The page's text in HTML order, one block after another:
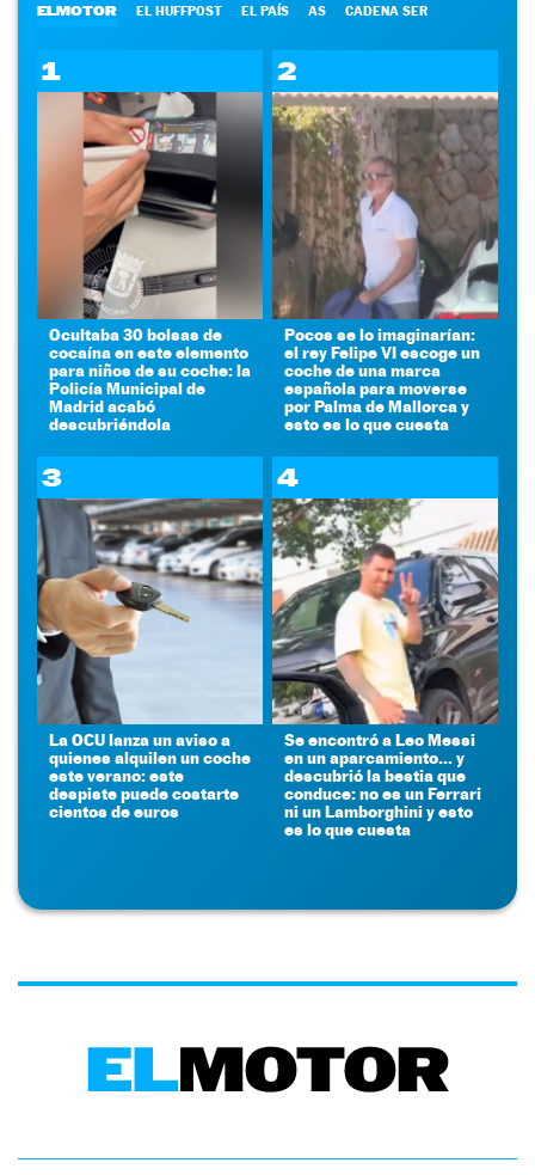
ELMOTOR EL HUFFPOST EL PAÍS AS CADENA SER
1
Ocultaba 30 bolsas de
cocaína en este elemento
para niños de su coche: la
Policía Municipal de
Madrid acabó
descubriéndola
2
Pocos se lo imaginarían:
el rey Felipe VI escoge un
coche de una marca
española para moverse
por Palma de Mallorca y
esto es lo que cuesta
3
La OCU lanza un aviso a
quienes alquilen un coche
este verano: este
despiste puede costarte
cientos de euros
4
Se encontró a Leo Messi
en un aparcamiento... y
descubrió la bestia que
conduce: no es un Ferrari
ni un Lamborghini y esto
es lo que cuesta